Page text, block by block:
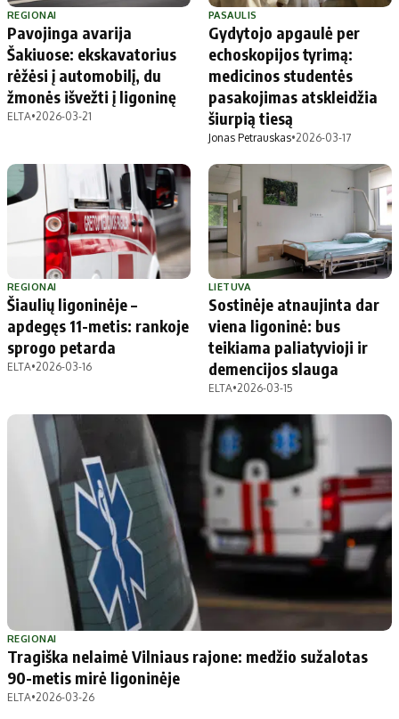
Panevėžio miesto
Šiaulių miesto
Alytaus miesto
Marijampolės
Vilkaviškio rajono
Tauragės rajono
Palangos miesto
Prienų rajono
Apie mus
Autoriai
Kontaktai
Privatumo politika
Redakcijos politika
Receptai
REGIONAI
Pavojinga avarija
Šakiuose: ekskavatorius
rėžėsi į automobilį, du
žmonės išvežti į ligoninę
ELTA•2026-03-21
PASAULIS
Gydytojo apgaulė per
echoskopijos tyrimą:
medicinos studentės
pasakojimas atskleidžia
šiurpią tiesą
Jonas Petrauskas•2026-03-17
REGIONAI
Šiaulių ligoninėje –
apdegęs 11-metis: rankoje
sprogo petarda
ELTA•2026-03-16
LIETUVA
Sostinėje atnaujinta dar
viena ligoninė: bus
teikiama paliatyvioji ir
demencijos slauga
ELTA•2026-03-15
REGIONAI
Tragiška nelaimė Vilniaus rajone: medžio sužalotas
90-metis mirė ligoninėje
ELTA•2026-03-26